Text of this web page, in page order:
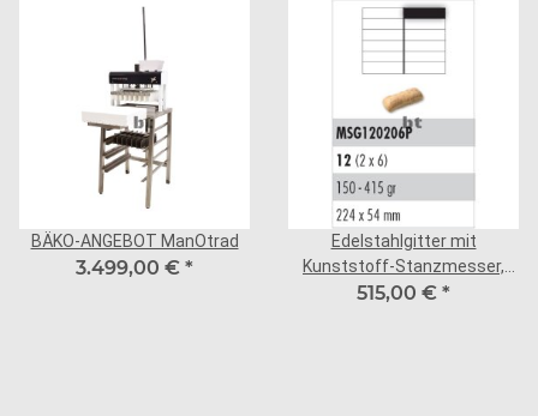
BÄKO-ANGEBOT ManOtrad
3.499,00 € *
Edelstahlgitter mit
Kunststoff-Stanzmesser,
12er Teilung (2x6 quer)
515,00 € *